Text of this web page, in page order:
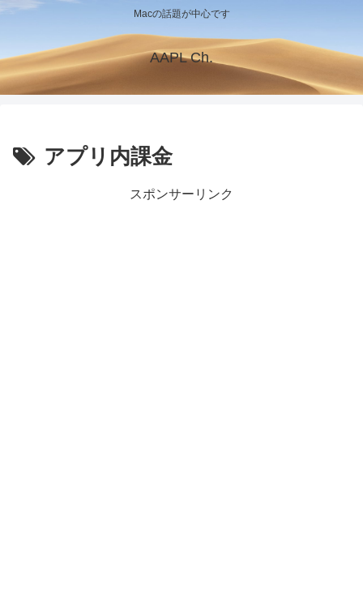
Macの話題が中心です
AAPL Ch.
アプリ内課金
スポンサーリンク